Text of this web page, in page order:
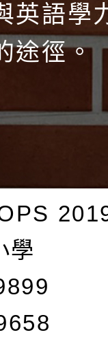
英語學
途徑。
學